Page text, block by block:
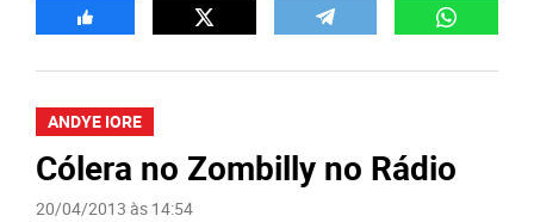
ANDYE IORE
Cólera no Zombilly no Rádio
20/04/2013 às 14:54